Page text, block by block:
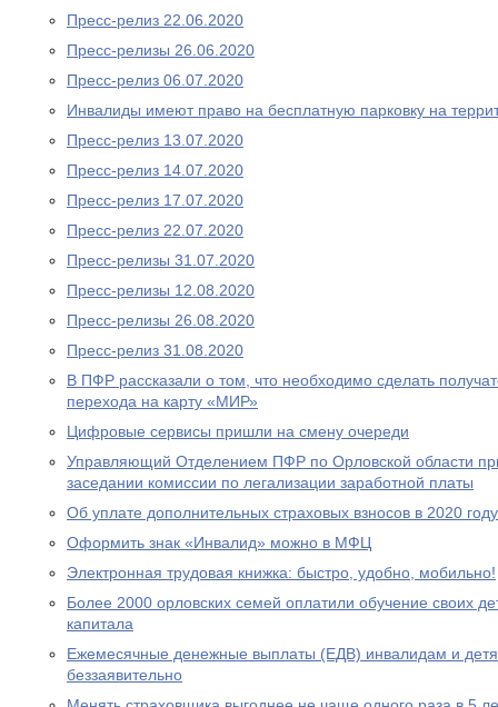
Пресс-релиз 22.06.2020
Пресс-релизы 26.06.2020
Пресс-релиз 06.07.2020
Инвалиды имеют право на бесплатную парковку на
Пресс-релиз 13.07.2020
Пресс-релиз 14.07.2020
Пресс-релиз 17.07.2020
Пресс-релиз 22.07.2020
Пресс-релизы 31.07.2020
Пресс-релизы 12.08.2020
Пресс-релизы 26.08.2020
Пресс-релиз 31.08.2020
В ПФР рассказали о том, что необходимо сделать
перехода на карту «МИР»
Цифровые сервисы пришли на смену очереди
Управляющий Отделением ПФР по Орловской области
заседании комиссии по легализации заработной платы
Об уплате дополнительных страховых взносов в 2020 году
Оформить знак «Инвалид» можно в МФЦ
Электронная трудовая книжка: быстро, удобно, мобильно!
Более 2000 орловских семей оплатили обучение своих
капитала
Ежемесячные денежные выплаты (ЕДВ) инвалидам и
беззаявительно